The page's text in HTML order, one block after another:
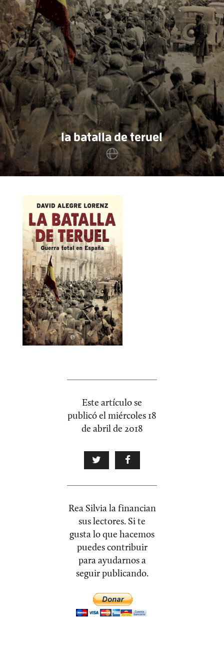
la batalla de teruel
Este artículo se
publicó elmiércoles 18
de abril de 2018
Rea Silvia la financian
sus lectores. Si te
gusta lo que hacemos
puedes contribuir
para ayudarnos a
seguir publicando.